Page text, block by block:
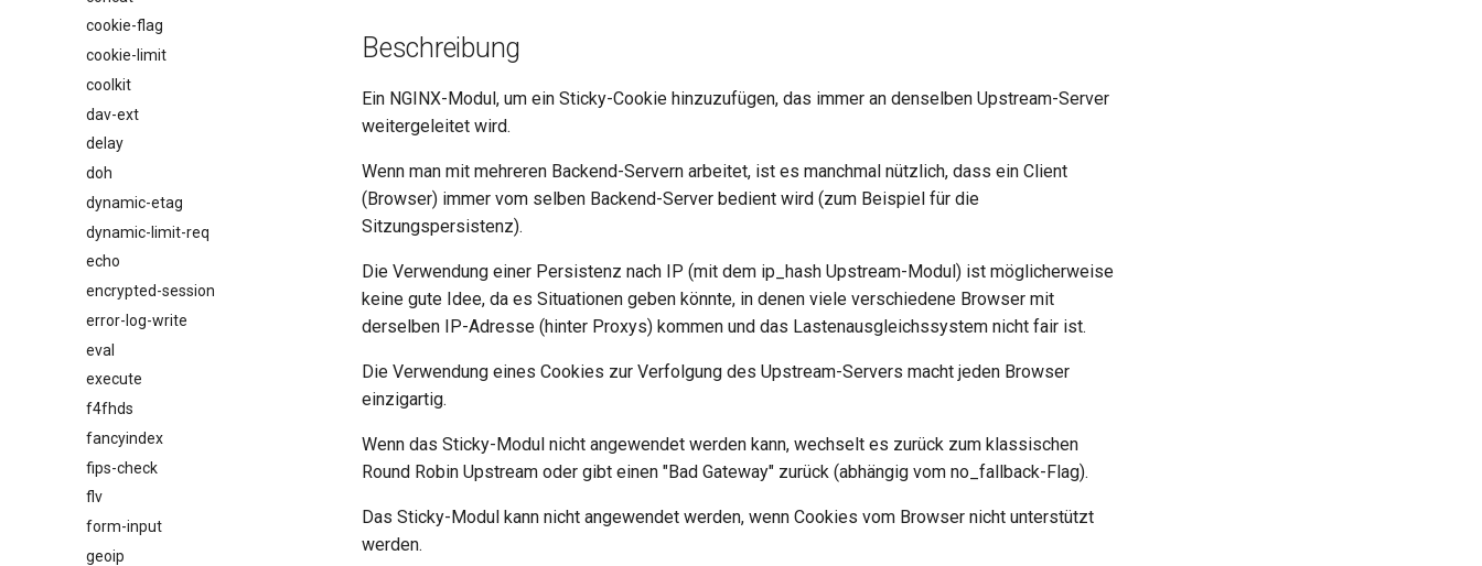
cookie-flag
cookie-limit
coolkit
dav-ext
delay
doh
dynamic-etag
dynamic-limit-req
echo
encrypted-session
error-log-write
eval
execute
f4fhds
fancyindex
fips-check
flv
form-input
geoip
Beschreibung
Ein NGINX-Modul, um ein Sticky-Cookie hinzuzufügen, das immer an denselben Upstream-Server
weitergeleitet wird.
Wenn man mit mehreren Backend-Servern arbeitet, ist es manchmal nützlich, dass ein Client
(Browser) immer vom selben Backend-Server bedient wird (zum Beispiel für die
Sitzungspersistenz).
Die Verwendung einer Persistenz nach IP (mit dem ip_hash Upstream-Modul) ist möglicherweise
keine gute Idee, da es Situationen geben könnte, in denen viele verschiedene Browser mit
derselben IP-Adresse (hinter Proxys) kommen und das Lastenausgleichssystem nicht fair ist.
Die Verwendung eines Cookies zur Verfolgung des Upstream-Servers macht jeden Browser
einzigartig.
Wenn das Sticky-Modul nicht angewendet werden kann, wechselt es zurück zum klassischen
Round Robin Upstream oder gibt einen "Bad Gateway" zurück (abhängig vom no_fallback-Flag).
Das Sticky-Modul kann nicht angewendet werden, wenn Cookies vom Browser nicht unterstützt
werden.